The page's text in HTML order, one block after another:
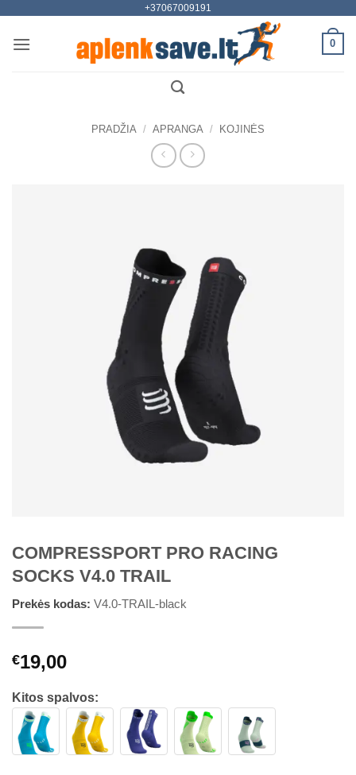
content
+37067009191
0
PRADŽIA / APRANGA / KOJINĖS
COMPRESSPORT PRO RACING
SOCKS V4.0 TRAIL
Prekės kodas: V4.0-TRAIL-black
€19,00
Kitos spalvos: